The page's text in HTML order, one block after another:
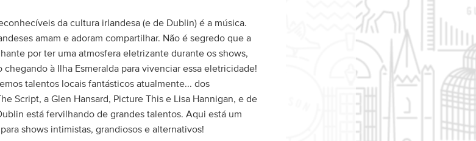
da cultura irlandesa (e de Dublin) é a música.
amam e adoram compartilhar. Não é segredo que a
por ter uma atmosfera eletrizante durante os shows,
à Ilha Esmeralda para vivenciar essa eletricidade!
talentos locais fantásticos atualmente... dos
Script, a Glen Hansard, Picture This e Lisa Hannigan, e de
está fervilhando de grandes talentos. Aqui está um
shows intimistas, grandiosos e alternativos!